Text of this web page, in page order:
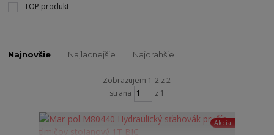
TOP produkt
Najnovšie Najlacnejšie Najdrahšie
Zobrazujem 1-2 z 2
strana
z 1
Akcia